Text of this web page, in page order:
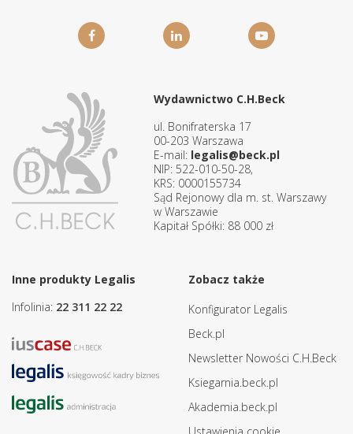
Wydawnictwo C.H.Beck
ul. Bonifraterska 17
00-203 Warszawa
E-mail: legalis@beck.pl
NIP: 522-010-50-28,
KRS: 0000155734
Sąd Rejonowy dla m. st. Warszawy
w Warszawie
Kapitał Spółki: 88 000 zł
Inne produkty Legalis
Infolinia: 22 311 22 22
Zobacz także
Konfigurator Legalis
Beck.pl
Newsletter Nowości C.H.Beck
Ksiegarnia.beck.pl
Akademia.beck.pl